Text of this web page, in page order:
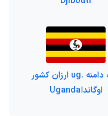
ثبت دامنه .ug ارزان کشور
اوگاندا Uganda